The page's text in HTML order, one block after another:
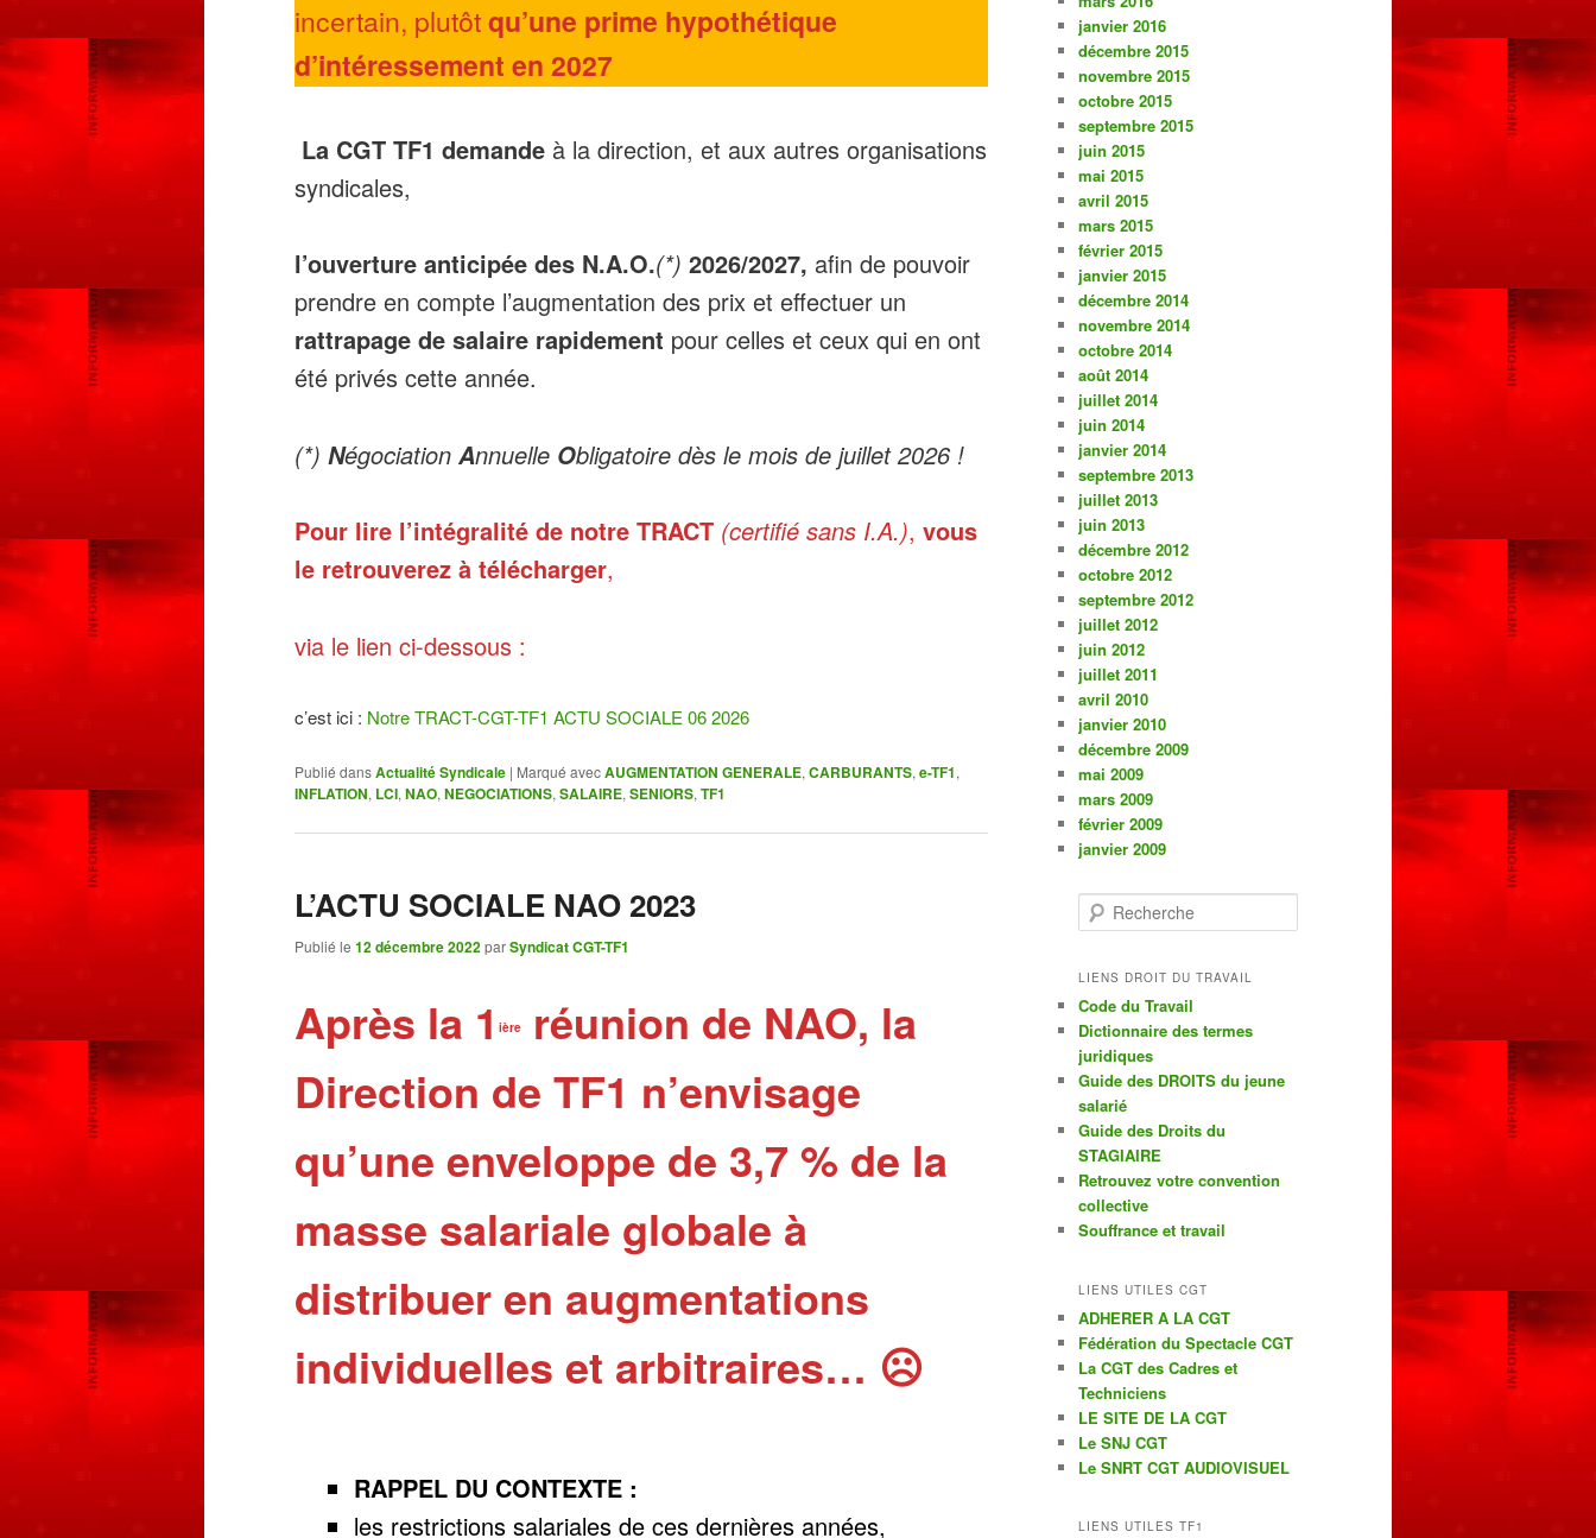
incertain, plutôtqu’une prime hypothétique
d’intéressement en 2027
La CGT TF1 demande à la direction, et aux autres organisations
syndicales,
l’ouverture anticipée des N.A.O.(*) 2026/2027, afin de pouvoir
prendre en compte l’augmentation des prix et effectuer un
rattrapage de salaire rapidement pour celles et ceux qui en ont
été privés cette année.
(*) Négociation Annuelle Obligatoire dès le mois de juillet 2026 !
Pour lire l’intégralité de notre TRACT (certifié sans I.A.), vous
le retrouverez à télécharger,
via le lien ci-dessous :
c’est ici : Notre TRACT-CGT-TF1 ACTU SOCIALE 06 2026
Publié dansActualité Syndicale | Marqué avecAUGMENTATION GENERALE, CARBURANTS, e-TF1,
INFLATION, LCI, NAO, NEGOCIATIONS, SALAIRE, SENIORS, TF1
L’ACTU SOCIALE NAO 2023
Publié le 12 décembre 2022parSyndicat CGT-TF1
Après la 1 ière
réunion de NAO, la
Direction de TF1 n’envisage
qu’une enveloppe de 3,7 % de la
masse salariale globale à
distribuer en augmentations
individuelles et arbitraires… ☹
RAPPEL DU CONTEXTE :
les restrictions salariales de ces dernières années,
janvier 2016
décembre 2015
novembre 2015
octobre 2015
septembre 2015
juin 2015
mai 2015
avril 2015
mars 2015
février 2015
janvier 2015
décembre 2014
novembre 2014
octobre 2014
août 2014
juillet 2014
juin 2014
janvier 2014
septembre 2013
juillet 2013
juin 2013
décembre 2012
octobre 2012
septembre 2012
juillet 2012
juin 2012
juillet 2011
avril 2010
janvier 2010
décembre 2009
mai 2009
mars 2009
février 2009
janvier 2009
e
h
r
c
h
e
LIENS DROIT DU TRAVAIL
Code du Travail
Dictionnaire des termes
juridiques
Guide des DROITS du jeune
salarié
Guide des Droits du
STAGIAIRE
Retrouvez votre convention
collective
Souffrance et travail
LIENS UTILES CGT
ADHERER A LA CGT
Fédération du Spectacle CGT
La CGT des Cadres et
Techniciens
LE SITE DE LA CGT
Le SNJ CGT
Le SNRT CGT AUDIOVISUEL
LIENS UTILES TF1